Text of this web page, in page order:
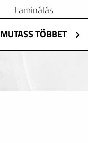
Laminálás
MUTASS TÖBBET